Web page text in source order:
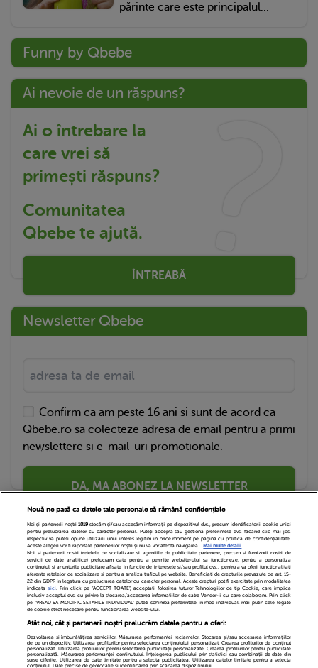
părinte care este principalul...
Funny by Qbebe
Ai nevoie de un răspuns?
Ai o întrebare la
care vrei să
primești răspuns?
Comunitatea
Qbebe te ajută.
ÎNTREABĂ
Newsletter Qbebe
Confirm ca am peste 16 ani si sunt de acord ca
Qbebe.ro sa colecteze adresa de email pentru a primi
newslettere si e-mail-uri promotionale.
DA, MA ABONEZ LA NEWSLETTER
Echipa Editoriala Newsletter
Contact
Cariere
Cookies
Politica de confidentialitate
DivaHair Cosmetics
Despre noi
Nouă ne pasă ca datele tale personale să rămână confidențiale
Noi și partenerii noștri 1019stocăm și/sau accesăm informații pe dispozitivul dvs., precum identificatorii cookie unici
pentru prelucrarea datelor cu caracter personal. Puteți accepta sau gestiona preferințele dvs. făcând clic mai jos,
respectiv vă puteți opune utilizării unui interes legitim în orice moment pe pagina cu politica de confidențialitate.
Aceste alegeri vor fi raportate partenerilor noștri și nu vă vor afecta navigarea.
Mai multe detalii
Noi si partenerii nostri (retelele de socializare si agentiile de publicitate partenere, precum si furnizorii nostri de
servicii de date analitice) prelucram date pentru a permite website-ului sa functioneze, pentru a personaliza
continutul si anunturile publicitare afisate in functie de interesele si/sau profilul dvs., pentru a va oferi functionalitati
aferente retelelor de socializare si pentru a analiza traficul pe website. Beneficiati de drepturile prevazute de art. 15-
22 din GDPR in legatura cu prelucrarea datelor cu caracter personal. Aceste drepturi pot fi exercitate prin modalitatea
indicataaici. Prin click pe “ACCEPT TOATE”, acceptati folosirea tuturor Tehnologiilor de tip Cookie, care implica
inclusiv acceptul dvs. cu privire la stocarea/accesarea informatiilor de catre Vendor-ii cu care colaboram. Prin click
pe “VREAU SA MODIFIC SETARILE INDIVIDUAL” puteti schimba preferintele in mod individual, mai putin cele legate
de cookie strict necesare pentru functionarea website-ului.
Atât noi, cât și partenerii noștri prelucrăm datele pentru a oferi:
Dezvoltarea și îmbunătățirea serviciilor. Măsurarea performanței reclamelor. Stocarea și/sau accesarea informațiilor
de pe un dispozitiv. Utilizarea profilurilor pentru selectarea conținutului personalizat. Crearea profilurilor de conținut
personalizat. Utilizarea profilurilor pentru selectarea publicității personalizate. Crearea profilurilor pentru publicitate
personalizată. Măsurarea performanței conținutului. Înțelegerea publicului prin statistici sau combinații de date din
surse diferite. Utilizarea de date limitate pentru a selecta publicitatea. Utilizarea datelor limitate pentru a selecta
conținutul. Date precise de geolocație și identificarea prin scanarea dispozitivului.